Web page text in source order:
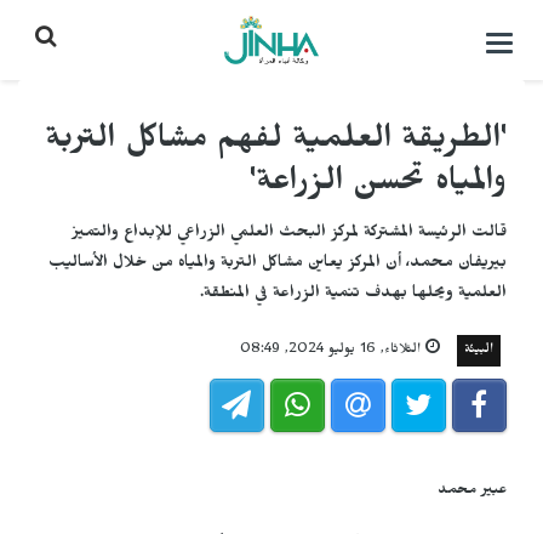
التحكم
'الطريقة العلمية لفهم مشاكل التربة
والمياه تحسن الزراعة'
قالت الرئيسة المشتركة لمركز البحث العلمي الزراعي للإبداع والتميز
بيريفان محمد، أن المركز يعاين مشاكل التربة والمياه من خلال الأساليب
العلمية ويحلها بهدف تنمية الزراعة في المنطقة.
البيئة الثلاثاء, 16 يوليو 2024, 08:49
عبير محمد